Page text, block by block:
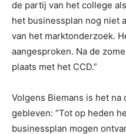
de partij van het college
het businessplan nog niet
van het marktonderzoek.
aangesproken. Na de
plaats met het CCD.”
Volgens Biemans is het
gebleven: “Tot op heden
businessplan mogen